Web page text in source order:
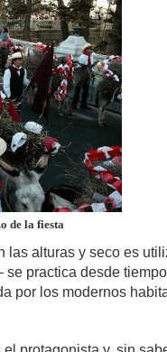
de la fiesta
las alturas y seco es
se practica desde
por los modernos